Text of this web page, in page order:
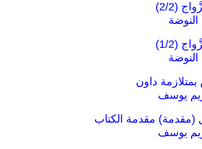
(2/2)
النوضة
(1/2)
النوضة
داون
يوسف
(مقدمة) مقدمة الكتاب
يوسف